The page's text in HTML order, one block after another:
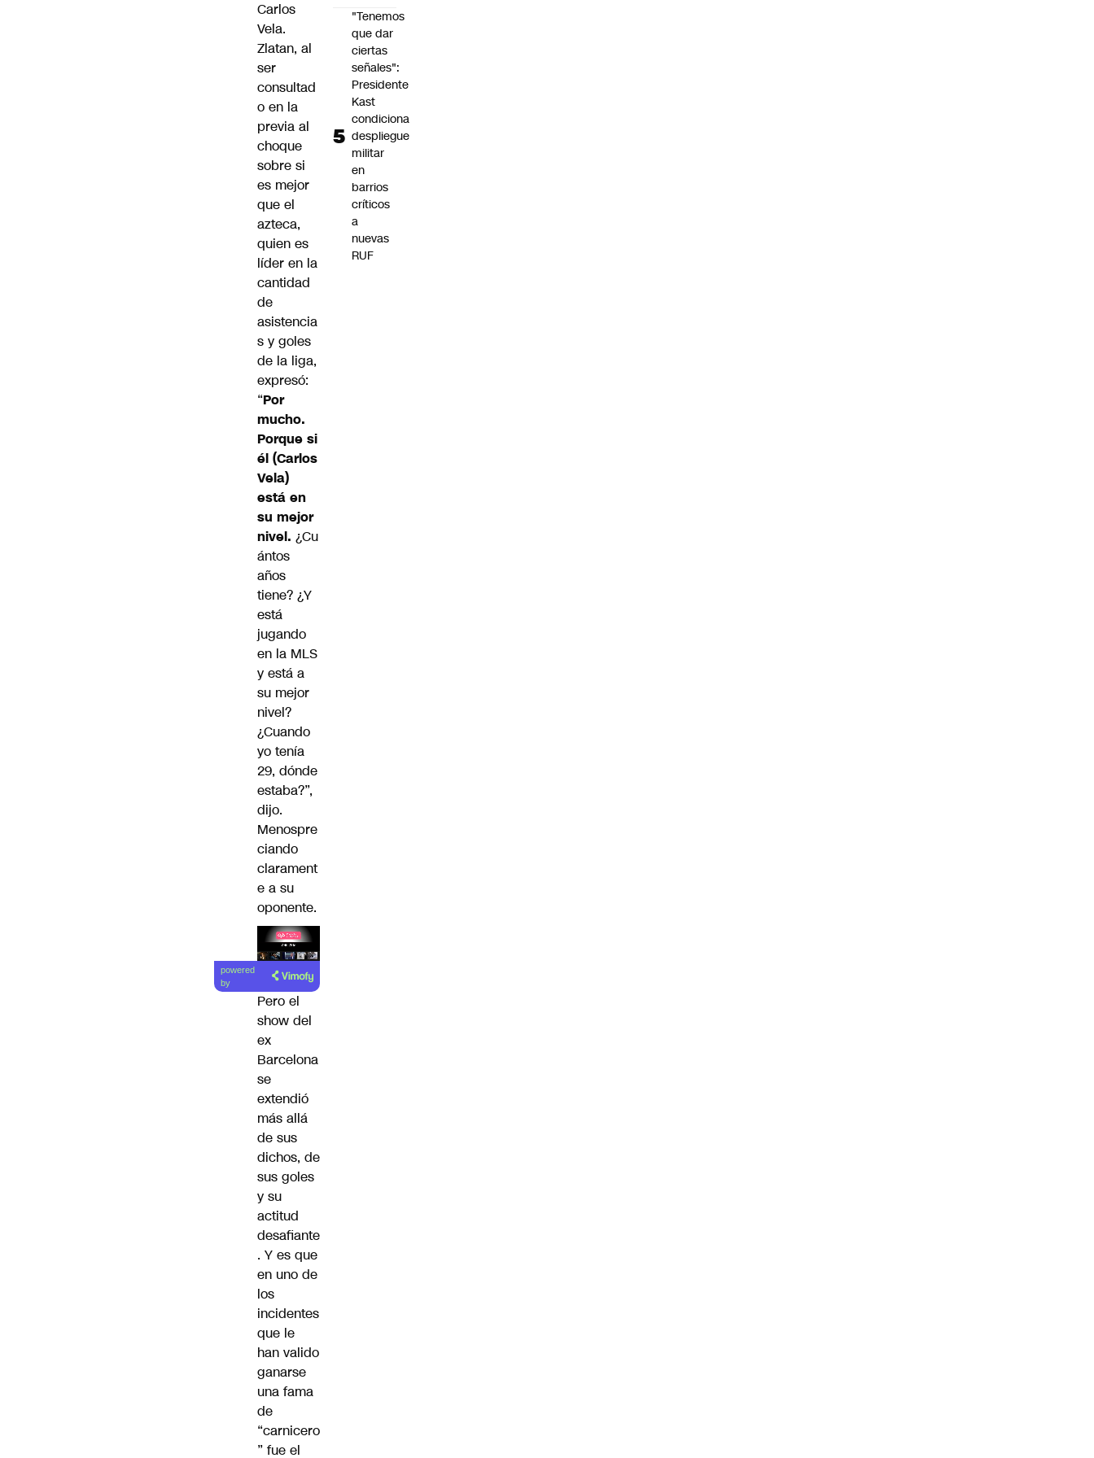
Carlos
Vela.
Zlatan, al
ser
consultad
o en la
previa al
choque
sobre si
es mejor
que el
azteca,
quien es
líder en la
cantidad
de
asistencia
s y goles
de la liga,
expresó:
“Por
mucho.
Porque si
él (Carlos
Vela)
está en
su mejor
nivel. ¿Cu
ántos
años
tiene? ¿Y
está
jugando
en la MLS
y está a
su mejor
nivel?
¿Cuando
yo tenía
29, dónde
estaba?”,
dijo.
Menospre
ciando
clarament
e a su
oponente.
Lea el
artículo
powered
by
Pero el
show del
ex
Barcelona
se
extendió
más allá
de sus
dichos, de
sus goles
y su
actitud
desafiante
. Y es que
en uno de
los
incidentes
que le
han valido
ganarse
una fama
de
“carnicero
” fue el
"Tenemos
que dar
ciertas
señales":
Presidente
Kast
condiciona
despliegue
militar
en
barrios
críticos
a
nuevas
RUF